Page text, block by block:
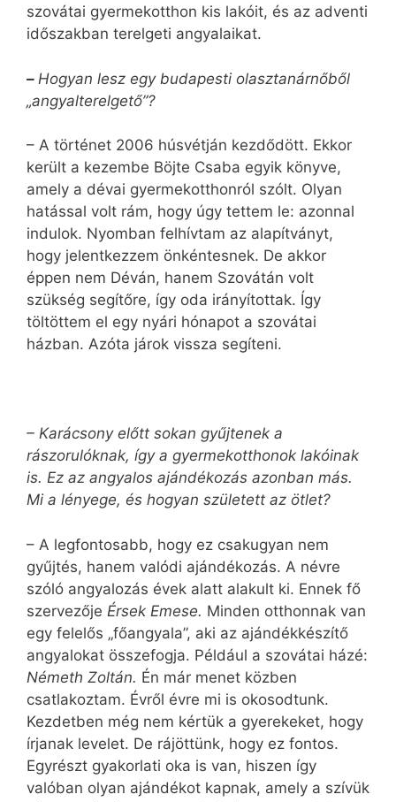
szovátai gyermekotthon kis lakóit, és az adventi
időszakban terelgeti angyalaikat.
– Hogyan lesz egy budapesti olasztanárnőből
„angyalterelgető”?
– A történet 2006 húsvétján kezdődött. Ekkor
került a kezembe Böjte Csaba egyik könyve,
amely a dévai gyermekotthonról szólt. Olyan
hatással volt rám, hogy úgy tettem le: azonnal
indulok. Nyomban felhívtam az alapítványt,
hogy jelentkezzem önkéntesnek. De akkor
éppen nem Déván, hanem Szovátán volt
szükség segítőre, így oda irányítottak. Így
töltöttem el egy nyári hónapot a szovátai
házban. Azóta járok vissza segíteni.
– Karácsony előtt sokan gyűjtenek a
rászorulóknak, így a gyermekotthonok lakóinak
is. Ez az angyalos ajándékozás azonban más.
Mi a lényege, és hogyan született az ötlet?
– A legfontosabb, hogy ez csakugyan nem
gyűjtés, hanem valódi ajándékozás. A névre
szóló angyalozás évek alatt alakult ki. Ennek fő
szervezője Érsek Emese. Minden otthonnak van
egy felelős „főangyala”, aki az ajándékkészítő
angyalokat összefogja. Például a szovátai házé:
Németh Zoltán. Én már menet közben
csatlakoztam. Évről évre mi is okosodtunk.
Kezdetben még nem kértük a gyerekeket, hogy
írjanak levelet. De rájöttünk, hogy ez fontos.
Egyrészt gyakorlati oka is van, hiszen így
valóban olyan ajándékot kapnak, amely a szívük